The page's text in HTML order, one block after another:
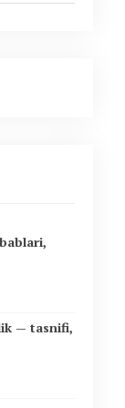
— tasnifi,